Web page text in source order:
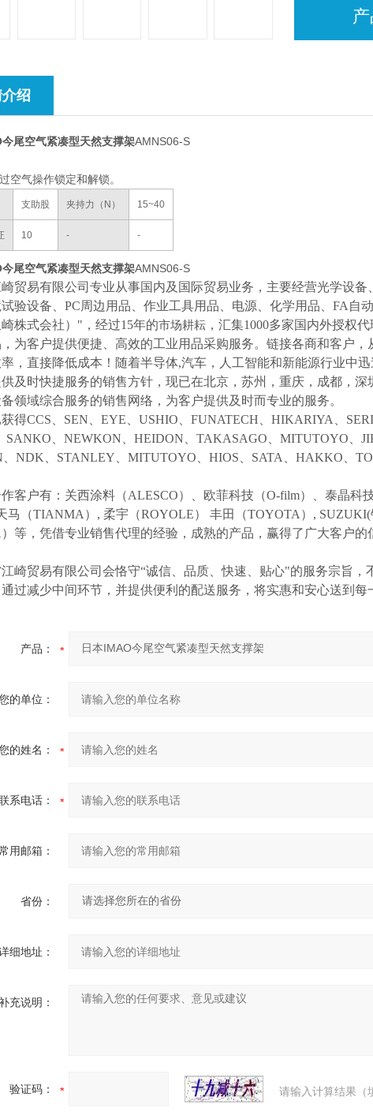
绍
今尾空气紧凑型天然支撑架AMNS06-S
空气操作锁定和解锁。
支助股 夹持力（N） 15~40
10 - -
今尾空气紧凑型天然支撑架AMNS06-S
贸易有限公司专业从事国内及国际贸易业务，主要经营光学设
验设备、PC周边用品、作业工具用品、电源、化学用品、FA自
崎株式会社）"，经过15年的市场耕耘 ，汇集1000多家国内外授权
为客户提供便捷、高效的工业用品采购服务。链接各商和客户，
，直接降低成本！随着半导体,汽车，人工智能和新能源行业中
及时快捷服务的销售方针，现已在北京，苏州，重庆，成都，
领域综合服务的销售网络，为客户提供及时而专业的服务。
获得CCS、SEN、EYE、USHIO、FUNATECH、HIKARIYA、
SANKO、NEWKON、HEIDON、TAKASAGO、MITUTOYO、
、NDK、STANLEY、MITUTOYO、HIOS、SATA、HAKKO、
客户有：关西涂料（ALESCO）、欧菲科技（O-film）、泰晶科
马（TIANMA）, 柔宇（ROYOLE） 丰田（TOYOTA）,
）等，凭借专业销售代理的经验，成熟的产品，赢得了广大客户
崎贸易有限公司会恪守“诚信、品质、快速、贴心"的服务宗旨
过减少中间环节，并提供便利的配送服务，将实惠和安心送到每
产品：
的单位：
的姓名：
系电话：
用邮箱：
省份：
细地址：
充说明：
验证码： 请输入计算结果（